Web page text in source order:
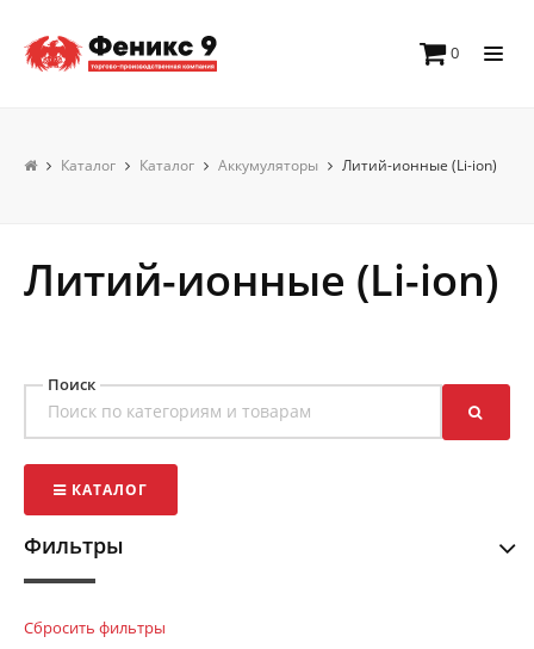
0
Каталог Каталог Аккумуляторы Литий-ионные (Li-ion)
Литий-ионные (Li-ion)
Поиск
КАТАЛОГ
Фильтры
Сбросить фильтры